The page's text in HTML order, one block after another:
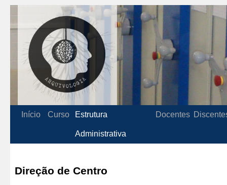
Início Curso Estrutura
Administrativa
Docentes
Direção de Centro